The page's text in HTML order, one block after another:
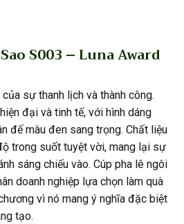
S003 – Luna Award
sự thanh lịch và thành công.
đại và tinh tế, với hình dáng
đế màu đen sang trọng. Chất liệu
trong suốt tuyệt vời, mang lại sự
sáng chiếu vào. Cúp pha lê ngôi
doanh nghiệp lựa chọn làm quà
vì nó mang ý nghĩa đặc biệt
tạo.